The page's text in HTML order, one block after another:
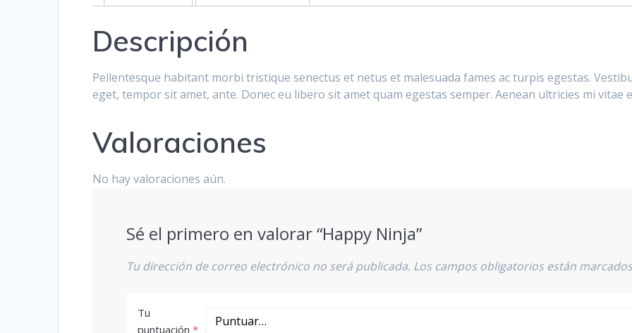
Descripción
Pellentesque habitant morbi tristique senectus et netus et malesuada fames ac turpis egestas.
eget, tempor sit amet, ante. Donec eu libero sit amet quam egestas semper. Aenean ultricies mi vitae
Valoraciones
No hay valoraciones aún.
Sé el primero en valorar “Happy Ninja”
Tu dirección de correo electrónico no será publicada. Los campos obligatorios están
Tu
puntuación*